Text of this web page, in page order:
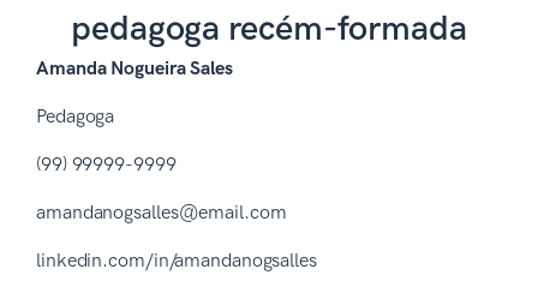
pedagoga recém-formada
Amanda Nogueira Sales
Pedagoga
(99) 99999-9999
amandanogsalles@email.com
linkedin.com/in/amandanogsalles